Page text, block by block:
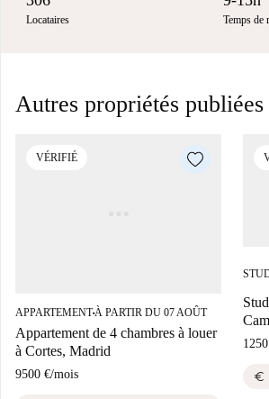
Locataires Temps de
Autres propriétés publiées
VÉRIFIÉ
APPARTEMENT■À PARTIR DU 07 AOÛT
Appartement de 4 chambres à louer
à Cortes, Madrid
9500 €/mois euro